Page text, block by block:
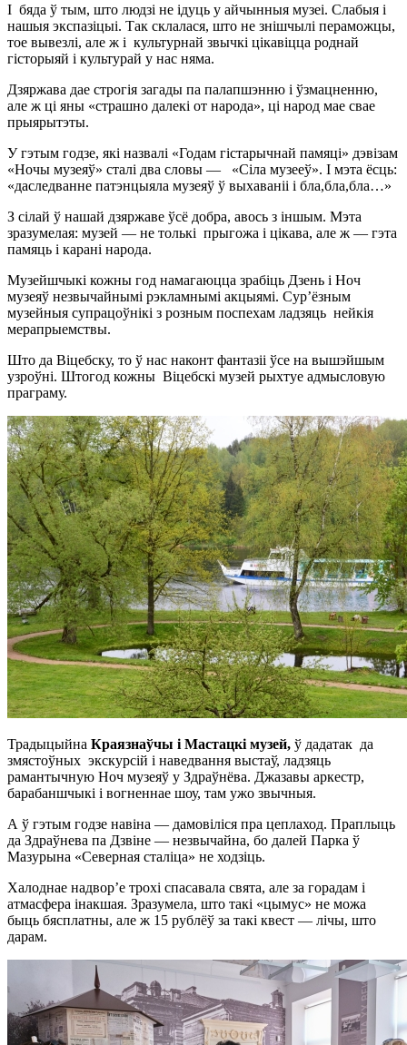
І бяда ў тым, што людзі не ідуць у айчынныя музеі. Слабыя і
нашыя экспазіцыі. Так склалася, што не знішчылі пераможцы,
тое вывезлі, але ж і культурнай звычкі цікавіцца роднай
гісторыяй і культурай у нас няма.
Дзяржава дае строгія загады па палапшэнню і ўзмацненню,
але ж ці яны «страшно далекі от народа», ці народ мае свае
прыярытэты.
У гэтым годзе, які назвалі «Годам гістарычнай памяці» дэвізам
«Ночы музеяў» сталі два словы — «Сіла музееў». І мэта ёсць:
«даследванне патэнцыяла музеяў ў выхаваніі і бла,бла,бла…»
З сілай ў нашай дзяржаве ўсё добра, авось з іншым. Мэта
зразумелая: музей — не толькі прыгожа і цікава, але ж — гэта
памяць і карані народа.
Музейшчыкі кожны год намагаюцца зрабіць Дзень і Ноч
музеяў незвычайнымі рэкламнымі акцыямі. Сур’ёзным
музейныя супрацоўнікі з розным поспехам ладзяць нейкія
мерапрыемствы.
Што да Віцебску, то ў нас наконт фантазіі ўсе на вышэйшым
узроўні. Штогод кожны Віцебскі музей рыхтуе адмысловую
праграму.
Традыцыйна Краязнаўчы і Мастацкі музей, ў дадатак да
змястоўных экскурсій і наведвання выстаў, ладзяць
рамантычную Ноч музеяў у Здраўнёва. Джазавы аркестр,
барабаншчыкі і вогненнае шоу, там ужо звычныя.
А ў гэтым годзе навіна — дамовіліся пра цеплаход. Праплыць
да Здраўнева па Дзвіне — незвычайна, бо далей Парка ў
Мазурына «Северная сталіца» не ходзіць.
Халоднае надвор’е трохі спасавала свята, але за горадам і
атмасфера інакшая. Зразумела, што такі «цымус» не можа
быць бясплатны, але ж 15 рублёў за такі квест — лічы, што
дарам.